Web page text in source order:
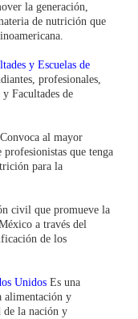
la generación,
de nutrición que
y Escuelas de
profesionales,
Facultades de
Convoca al mayor
que tenga
para la
civil que promueve la
a través del
de los
Unidos Es una
alimentación y
de la nación y